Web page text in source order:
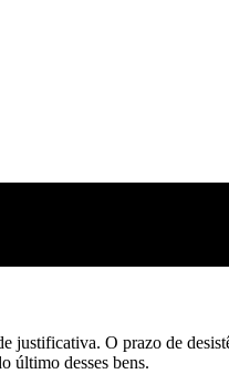
justificativa. O prazo de
último desses bens.